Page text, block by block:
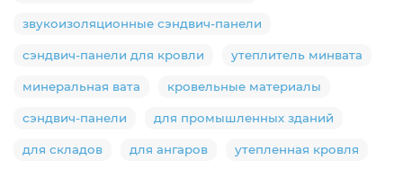
звукоизоляционные сэндвич-панели
сэндвич-панели для кровли утеплитель минвата
минеральная вата кровельные материалы
сэндвич-панели для промышленных зданий
для складов для ангаров утепленная кровля